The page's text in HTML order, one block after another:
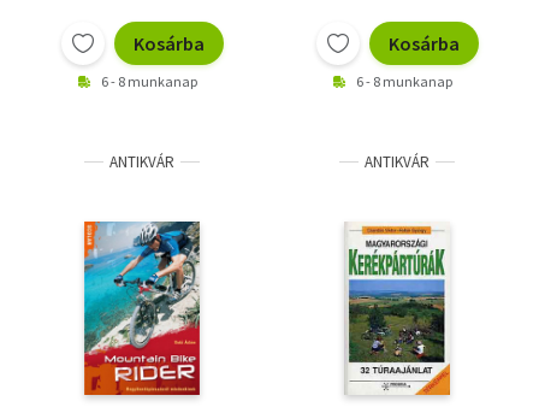
Kosárba
6 - 8 munkanap
Kosárba
6 - 8 munkanap
ANTIKVÁR ANTIKVÁR